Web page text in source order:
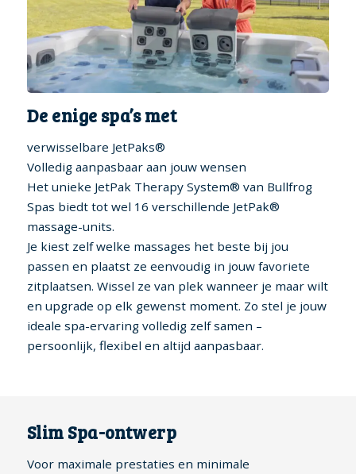
De enige spa’s met
verwisselbare JetPaks®
Volledig aanpasbaar aan jouw wensen
Het unieke JetPak Therapy System® van Bullfrog
Spas biedt tot wel 16 verschillende JetPak®
massage-units.
Je kiest zelf welke massages het beste bij jou
passen en plaatst ze eenvoudig in jouw favoriete
zitplaatsen. Wissel ze van plek wanneer je maar wilt
en upgrade op elk gewenst moment. Zo stel je jouw
ideale spa-ervaring volledig zelf samen –
persoonlijk, flexibel en altijd aanpasbaar.
Slim Spa-ontwerp
Voor maximale prestaties en minimale